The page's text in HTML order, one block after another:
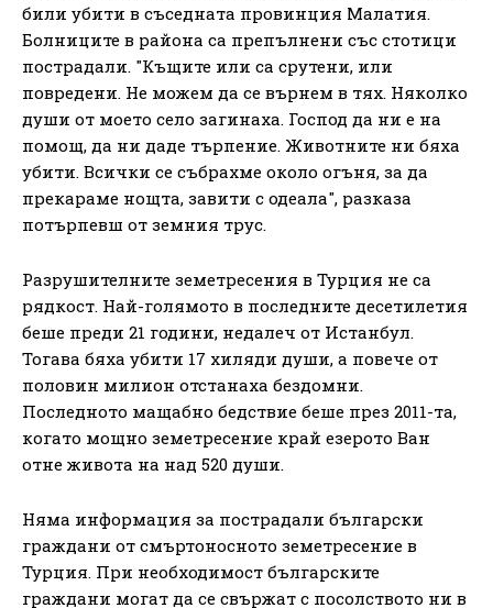
били убити в съседната провинция Малатия.
Болниците в района са препълнени със стотици
пострадали. "Къщите или са срутени, или
повредени. Не можем да се върнем в тях. Няколко
души от моето село загинаха. Господ да ни е на
помощ, да ни даде търпение. Животните ни бяха
убити. Всички се събрахме около огъня, за да
прекараме нощта, завити с одеала", разказа
потърпевш от земния трус.
Разрушителните земетресения в Турция не са
рядкост. Най-голямото в последните десетилетия
беше преди 21 години, недалеч от Истанбул.
Тогава бяха убити 17 хиляди души, а повече от
половин милион отстанаха бездомни.
Последното мащабно бедствие беше през 2011-та,
когато мощно земетресение край езерото Ван
отне живота на над 520 души.
Няма информация за пострадали български
граждани от смъртоносното земетресение в
Турция. При необходимост българските
граждани могат да се свържат с посолството ни в